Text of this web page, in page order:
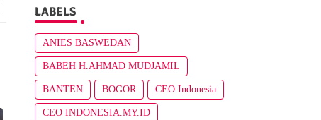
LABELS
ANIES BASWEDAN
BABEH H.AHMAD MUDJAMIL
BANTEN BOGOR CEO Indonesia
CEO INDONESIA.MY.ID